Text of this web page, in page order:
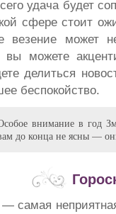
удача будет
сфере стоит
везение может
вы можете
делиться
беспокойство.
внимание в год
до конца не ясны —
самая